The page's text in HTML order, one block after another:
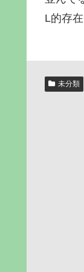
L的存
未分類